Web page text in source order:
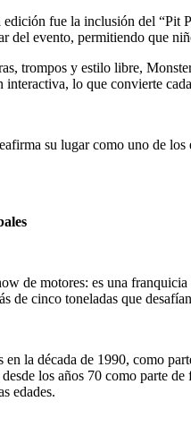
edición fue la inclusión del
del evento, permitiendo que
trompos y estilo libre,
interactiva, lo que convierte
su lugar como uno de
de motores: es una
de cinco toneladas que
la década de 1990, como
los años 70 como parte
edades.